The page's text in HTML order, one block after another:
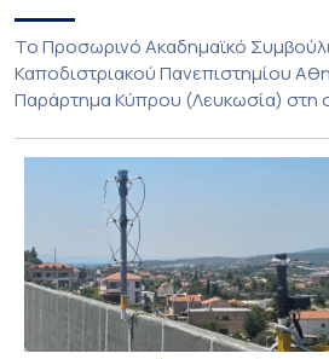
Το Προσωρινό Ακαδημαϊκό
Καποδιστριακού Πανεπιστημίου
Παράρτημα Κύπρου (Λευκωσία) στη
παράταση της προθεσμίας
ενδιαφέροντος για την φοίτηση
Τμημάτων του Πανεπιστημίου μας
για το ακαδημαϊκό έτος 2026-2027,
Αυγούστου 2026. […]